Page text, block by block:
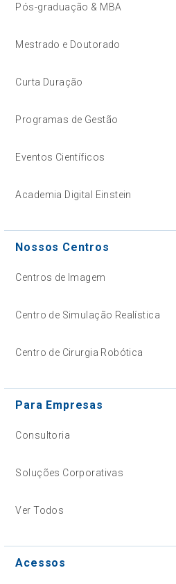
Pós-graduação & MBA
Mestrado e Doutorado
Curta Duração
Programas de Gestão
Eventos Científicos
Academia Digital Einstein
Nossos Centros
Centros de Imagem
Centro de Simulação Realística
Centro de Cirurgia Robótica
Para Empresas
Consultoria
Soluções Corporativas
Ver Todos
Acessos